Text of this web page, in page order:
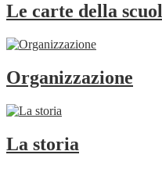
Le carte della
Organizzazione
La storia